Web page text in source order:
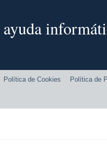
Política de Cookies Política de